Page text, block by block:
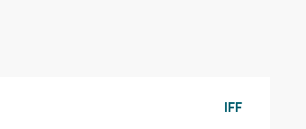
IFF